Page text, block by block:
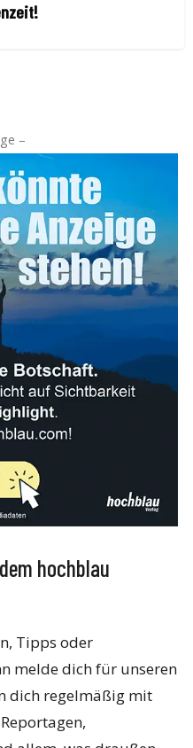
–
hochblau
Tipps oder
melde dich für unseren
dich regelmäßig mit